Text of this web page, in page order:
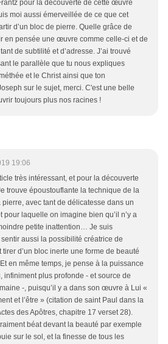
pour la découverte de cette œuvre
moi aussi émerveillée de ce que cet
d’un bloc de pierre. Quelle grâce de
en pensée une œuvre comme celle-ci et de
de subtilité et d’adresse. J’ai trouvé
le parallèle que tu nous expliques
et le Christ ainsi que ton
sur le sujet, merci. C'est une belle
toujours plus nos racines !
19:06
très intéressant, et pour la découverte
trouve époustouflante la technique de la
avec tant de délicatesse dans un
pour laquelle on imagine bien qu’il n’y a
petite inattention… Je suis
aussi la possibilité créatrice de
tirer d’un bloc inerte une forme de beauté
en même temps, je pense à la puissance
infiniment plus profonde - et source de
-, puisqu’il y a dans son œuvre à Lui «
et l’être » (citation de saint Paul dans la
des Apôtres, chapitre 17 verset 28).
béat devant la beauté par exemple
sur le sol, et la finesse de tous les